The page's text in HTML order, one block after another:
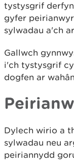
tystysgrif
gyfer
sylwadau a'ch
Gallwch
i'ch tystysgrif
dogfen ar
Dylech wirio a
sylwadau neu
peiriannydd